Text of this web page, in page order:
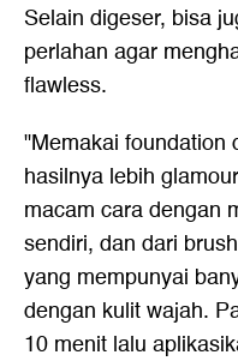
Selain digeser, bisa
perlahan agar
flawless.
"Memakai foundation
hasilnya lebih
macam cara dengan
sendiri, dan dari
yang mempunyai
dengan kulit wajah.
10 menit lalu